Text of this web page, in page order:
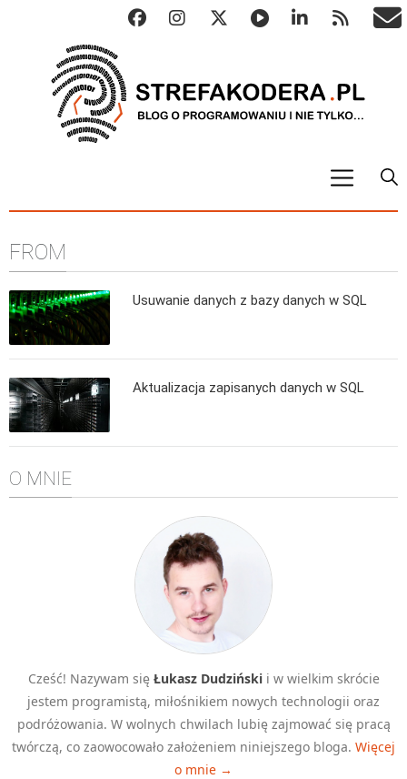
Metody numeryczne
Algorytmy konwersji
C++
Elementarz Java
Pascal
WEB
.htaccess
HTML 5
CSS 3
JavaScript
Django
PHP
FROM
Usuwanie danych z bazy danych w SQL
Aktualizacja zapisanych danych w SQL
O MNIE
Cześć! Nazywam się Łukasz Dudzińskii w wielkim skrócie
jestem programistą, miłośnikiem nowych technologii oraz
podróżowania. W wolnych chwilach lubię zajmować się pracą
twórczą, co zaowocowało założeniem niniejszego bloga. Więcej
o mnie →